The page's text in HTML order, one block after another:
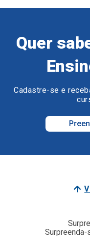
Quer
Cadastre-se e
Surpreenda-